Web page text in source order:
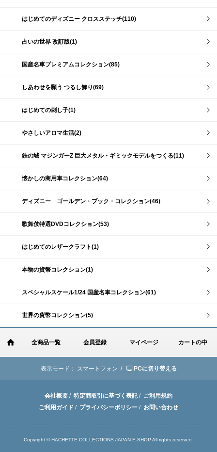
はじめてのディズニー クロスステッチ(110)
占いの世界 改訂版(1)
国産名車プレミアムコレクション(85)
しあわせを願う つるし飾り(69)
はじめての刺し子(1)
やさしいアロマ生活(2)
鉄の城 マジンガーZ 巨大メタル・ギミックモデルをつくる(11)
懐かしの商用車コレクション(64)
ディズニー ゴールデン・ブック・コレクション(46)
歌舞伎特選DVDコレクション(53)
はじめてのレザークラフト(1)
本物の貨幣コレクション(1)
スペシャルスケール1/24 国産名車コレクション(61)
世界の貨幣コレクション(5)
全商品一覧 会員登録 マイページ カートの中
表示モード： スマートフォン / PCに切り替える
会社概要 / 特定商取引に基づく表記/ ご利用規約
ご利用ガイド / プライバシーポリシー / お問い合わせ
Copyright © HACHETTE COLLECTIONS JAPAN E-SHOP All rights reserved.